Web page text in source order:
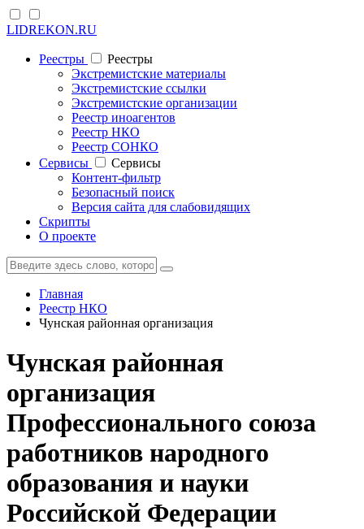
LIDREKON.RU
Реестры
Реестры
Экстремистские материалы
Экстремистские ссылки
Экстремистские организации
Реестр иноагентов
Реестр НКО
Реестр СОНКО
Cервисы
Cервисы
Контент-фильтр
Безопасный поиск
Версия сайта для слабовидящих
Скрипты
О проекте
Главная
Реестр НКО
Чунская районная организация
Чунская районная
организация
Профессионального союза
работников народного
образования и науки
Российской Федерации